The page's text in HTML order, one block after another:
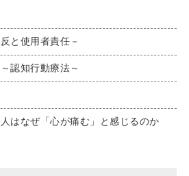
と使用者責任－
認知行動療法～
はなぜ「心が痛む」と感じるのか